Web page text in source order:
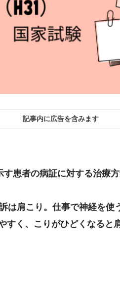
記事内に広告を含みます
患者の病証に対する治療
は肩こり。仕事で神経を使
すく、こりがひどくなると